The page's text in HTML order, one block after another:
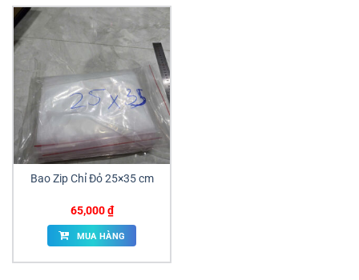
Bao Zip Chỉ Đỏ 25×35 cm
65,000₫
MUA HÀNG